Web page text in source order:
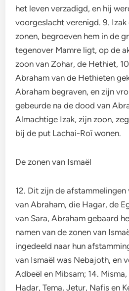
het leven verzadigd, en hij
voorgeslacht verenigd. 9. Izak
zonen, begroeven hem in de
tegenover Mamre ligt, op de
zoon van Zohar, de Hethiet,
Abraham van de Hethieten
Abraham begraven, en zijn
gebeurde na de dood van
Almachtige Izak, zijn zoon,
bij de put Lachai-Roï wonen.
De zonen van Ismaël
12. Dit zijn de afstammelingen
van Abraham, die Hagar, de
van Sara, Abraham gebaard
namen van de zonen van
ingedeeld naar hun
van Ismaël was Nebajoth, en
Adbeël en Mibsam; 14. Misma,
Hadar, Tema, Jetur, Nafis en